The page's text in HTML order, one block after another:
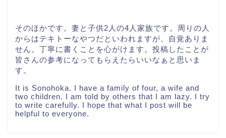
そのほかです。妻と子供2人の4人家族です。周りの人
からはテキトーなやつだといわれますが、自覚ありま
せん。丁寧に書くことを心がけます。投稿したことが
皆さんの参考になってもらえたらいいなぁと思いま
す。
It is Sonohoka. I have a family of four, a wife and
two children. I am told by others that I am lazy. I try
to write carefully. I hope that what I post will be
helpful to everyone.